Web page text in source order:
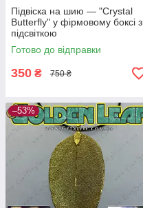
Підвіска на шию — "Crystal
Butterfly" у фірмовому боксі з
підсвіткою
Готово до відправки
350 ₴ 750 ₴
–53%